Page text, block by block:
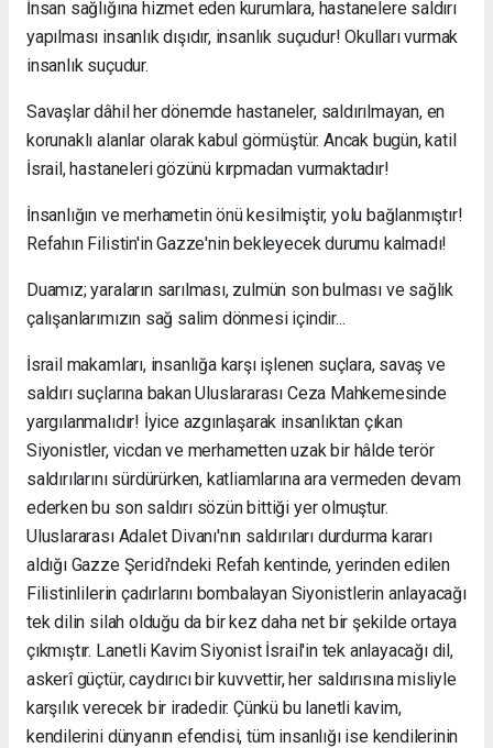
İnsan sağlığına hizmet eden kurumlara, hastanelere saldırı
yapılması insanlık dışıdır, insanlık suçudur! Okulları vurmak
insanlık suçudur.
Savaşlar dâhil her dönemde hastaneler, saldırılmayan, en
korunaklı alanlar olarak kabul görmüştür. Ancak bugün, katil
İsrail, hastaneleri gözünü kırpmadan vurmaktadır!
İnsanlığın ve merhametin önü kesilmiştir, yolu bağlanmıştır!
Refahın Filistin'in Gazze'nin bekleyecek durumu kalmadı!
Duamız; yaraların sarılması, zulmün son bulması ve sağlık
çalışanlarımızın sağ salim dönmesi içindir...
İsrail makamları, insanlığa karşı işlenen suçlara, savaş ve
saldırı suçlarına bakan Uluslararası Ceza Mahkemesinde
yargılanmalıdır! İyice azgınlaşarak insanlıktan çıkan
Siyonistler, vicdan ve merhametten uzak bir hâlde terör
saldırılarını sürdürürken, katliamlarına ara vermeden devam
ederken bu son saldırı sözün bittiği yer olmuştur.
Uluslararası Adalet Divanı'nın saldırıları durdurma kararı
aldığı Gazze Şeridi'ndeki Refah kentinde, yerinden edilen
Filistinlilerin çadırlarını bombalayan Siyonistlerin anlayacağı
tek dilin silah olduğu da bir kez daha net bir şekilde ortaya
çıkmıştır. Lanetli Kavim Siyonist İsrail'in tek anlayacağı dil,
askerî güçtür, caydırıcı bir kuvvettir, her saldırısına misliyle
karşılık verecek bir iradedir. Çünkü bu lanetli kavim,
kendilerini dünyanın efendisi, tüm insanlığı ise kendilerinin